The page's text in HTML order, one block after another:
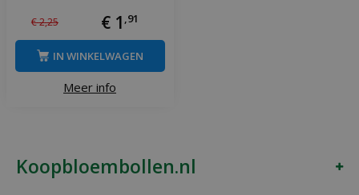
€2,25 € 1 91
Meer info
IN WINKELWAGEN
Koopbloembollen.nl